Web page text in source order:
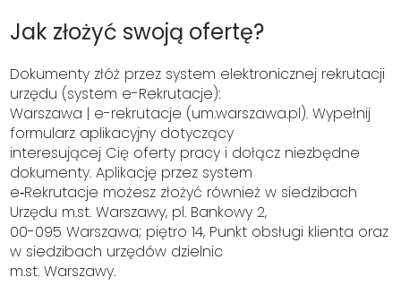
Jak złożyć swoją ofertę?
Dokumenty złóż przez system elektronicznej rekrutacji
urzędu (system e-Rekrutacje):
Warszawa | e-rekrutacje (um.warszawa.pl). Wypełnij
formularz aplikacyjny dotyczący
interesującej Cię oferty pracy i dołącz niezbędne
dokumenty. Aplikację przez system
e‑Rekrutacje możesz złożyć również w siedzibach
Urzędu m.st. Warszawy, pl. Bankowy 2,
00-095 Warszawa; piętro 14, Punkt obsługi klienta oraz
w siedzibach urzędów dzielnic
m.st. Warszawy.